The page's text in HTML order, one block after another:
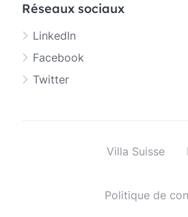
Réseaux sociaux
LinkedIn
Facebook
Twitter
Villa Suisse
Politique de